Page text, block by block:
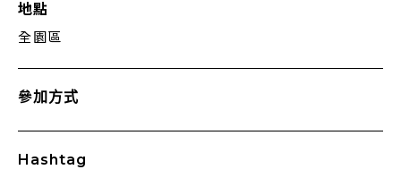
地點
全園區
參加方式
Hashtag